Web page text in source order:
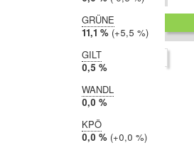
2017:
0,5 %
GRÜNE
2019:
11,1 %
2017:
5,7 %
Differenz:
+5,5 %
GILT
2019:
0,5 %
nicht
WANDL
2019:
0,0 %
teilgenommen
KPÖ
2019:
0,0 %
2017:
0,0 %
Differenz:
+0,0 %